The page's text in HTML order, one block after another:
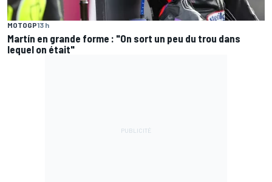
MOTOGP13 h
Martín en grande forme : "On sort un peu du trou dans
lequel on était"